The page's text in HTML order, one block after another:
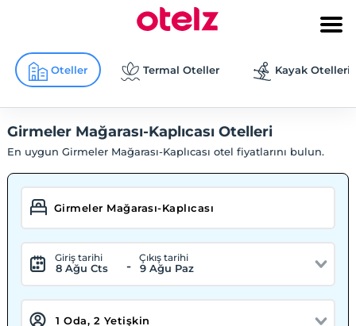
Oteller Termal Oteller Kayak Otelleri
Girmeler Mağarası-Kaplıcası Otelleri
En uygun Girmeler Mağarası-Kaplıcası otel fiyatlarını bulun.
Giriş tarihi
8 Ağu Cts -
Çıkış tarihi
9 Ağu Paz